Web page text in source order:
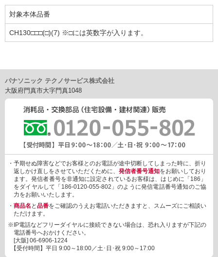
対象本体品番
CH130□□□(□)(7) ※□には英数字が入ります。
パナソニック テクノサービス株式会社
大阪府門真市大字門真1048
・予期せぬ障害などでお客様とのお電話が途中切断してしまった時に、折り
返しかけ直しをさせていただくために、 発信者番号通知をお願いしており
ます。発信者番号を非通知に設定されているお客様は、はじめに「186」
をダイヤルして「186-0120-055-802」のように発信電話番号通知のご協
力をお願いいたします。
・ 商品名 と 品番をご確認のうえお電話いただきますと、スムーズにご相談い
ただけます。
※IP電話などフリーダイヤルに接続できない場合は、恐れ入りますが下記の
電話番号へおかけください。
[大阪] 06-6906-1224
【受付時間】平日 9:00～18:00／土･日･祝 9:00～17:00